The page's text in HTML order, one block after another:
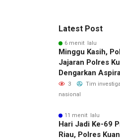
Latest Post
6 menit lalu
Minggu Kasih,
Jajaran Polres
Dengarkan
Keluhan
3
Tim
nasional
11 menit lalu
Hari Jadi Ke-69
Riau, Polres